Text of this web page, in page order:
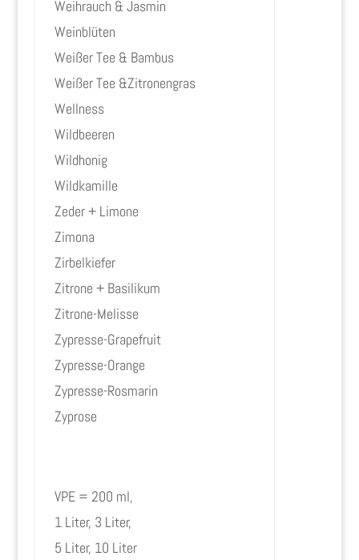
Weihrauch & Jasmin
Weinblüten
Weißer Tee & Bambus
Weißer Tee &Zitronengras
Wellness
Wildbeeren
Wildhonig
Wildkamille
Zeder + Limone
Zimona
Zirbelkiefer
Zitrone + Basilikum
Zitrone-Melisse
Zypresse-Grapefruit
Zypresse-Orange
Zypresse-Rosmarin
Zyprose
VPE = 200 ml,
1 Liter, 3 Liter,
5 Liter, 10 Liter